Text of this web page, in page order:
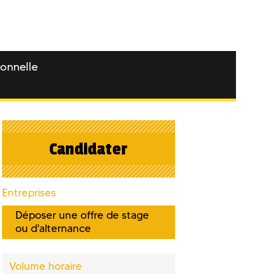
Candidater
Entreprises
Déposer une offre de stage
ou d'alternance
Volume horaire